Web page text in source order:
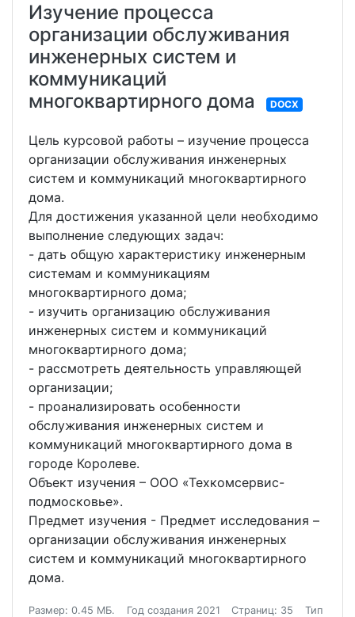
Изучение процесса
организации обслуживания
инженерных систем и
коммуникаций
многоквартирного дома
DOCX
Цель курсовой работы – изучение процесса
организации обслуживания инженерных
систем и коммуникаций многоквартирного
дома.
Для достижения указанной цели необходимо
выполнение следующих задач:
- дать общую характеристику инженерным
системам и коммуникациям
многоквартирного дома;
- изучить организацию обслуживания
инженерных систем и коммуникаций
многоквартирного дома;
- рассмотреть деятельность управляющей
организации;
- проанализировать особенности
обслуживания инженерных систем и
коммуникаций многоквартирного дома в
городе Королеве.
Объект изучения – ООО «Техкомсервис-
подмосковье».
Предмет изучения - Предмет исследования –
организации обслуживания инженерных
систем и коммуникаций многоквартирного
дома.
Размер: 0.45 МБ. Год создания 2021 Страниц: 35
Тип